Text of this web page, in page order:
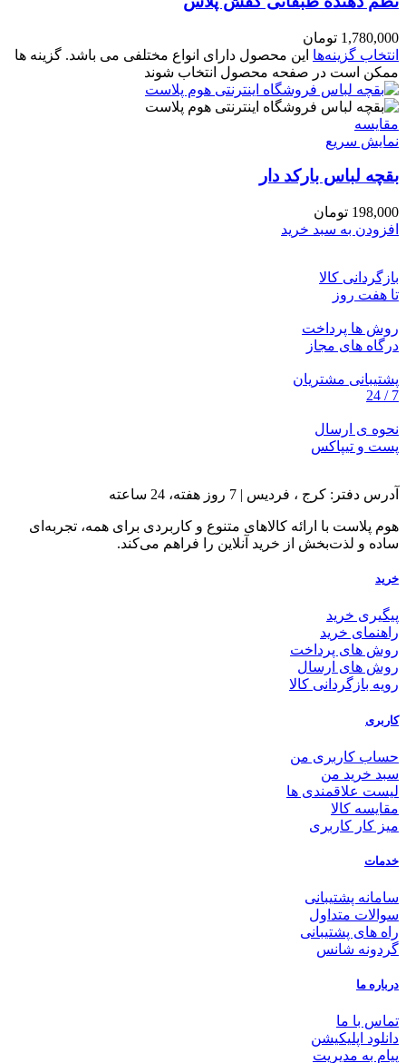
1,780,000 تومان
انتخاب گزینه‌ها این محصول دارای انواع مختلفی می باشد. گزینه ها
ممکن است در صفحه محصول انتخاب شوند
مقايسه
نمایش سریع
بقچه لباس بارکد دار
198,000 تومان
افزودن به سبد خرید
بازگردانی کالا
تا هفت روز
روش ها پرداخت
درگاه های مجاز
پشتیبانی مشتریان
7 / 24
نحوه ی ارسال
پست و تیپاکس
آدرس دفتر: کرج ، فردیس | 7 روز هفته، 24 ساعته
هوم پلاست با ارائه کالاهای متنوع و کاربردی برای همه، تجربه‌ای
ساده و لذت‌بخش از خرید آنلاین را فراهم می‌کند.
خرید
پیگیری خرید
راهنمای خرید
روش های پرداخت
روش های ارسال
رویه بازگردانی کالا
کاربری
حساب کاربری من
سبد خرید من
لیست علاقمندی ها
مقایسه کالا
میز کار کاربری
خدمات
سامانه پشتیبانی
سوالات متداول
راه های پشتیبانی
گردونه شانس
درباره ما
تماس با ما
دانلود اپلیکیشن
پیام به مدیریت